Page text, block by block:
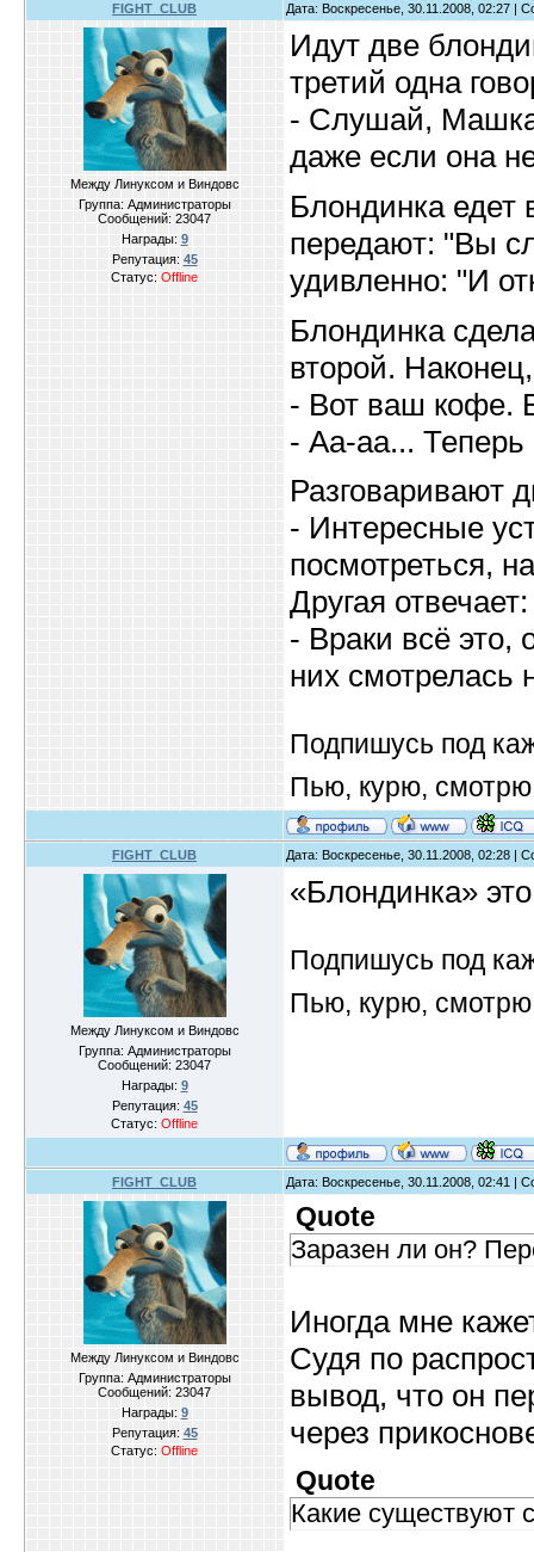
FIGHT_CLUB Дата: Воскресенье, 30.11.2008, 02:27 |
Между Линуксом и Виндовс
Группа: Администраторы
Сообщений: 23047
Награды: 9
Репутация: 45
Статус: Offline
Идут две
третий одна
- Слушай,
даже если она
Блондинка
передают: "Вы
удивленно: "И
Блондинка
второй.
- Вот ваш кофе.
- Аа-аа...
Разговаривают
- Интересные
посмотреться,
Другая отвечает:
- Враки всё это,
них смотрелась
Подпишусь под
Пью, курю, смотрю
FIGHT_CLUB Дата: Воскресенье, 30.11.2008, 02:28 |
Между Линуксом и Виндовс
Группа: Администраторы
Сообщений: 23047
Награды: 9
Репутация: 45
Статус: Offline
«Блондинка»
Подпишусь под
Пью, курю, смотрю
FIGHT_CLUB Дата: Воскресенье, 30.11.2008, 02:41 |
Между Линуксом и Виндовс
Группа: Администраторы
Сообщений: 23047
Награды: 9
Репутация: 45
Статус: Offline
Quote
Заразен ли он?
Иногда мне
Судя по
вывод, что он
через
Quote
Какие существуют